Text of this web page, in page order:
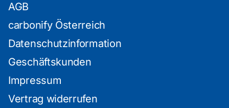
AGB
carbonify Österreich
Datenschutzinformation
Geschäftskunden
Impressum
Vertrag widerrufen